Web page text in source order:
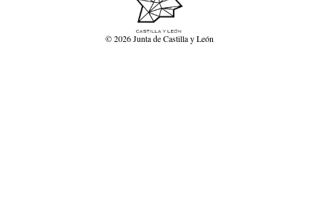
© 2026 Junta de Castilla y León